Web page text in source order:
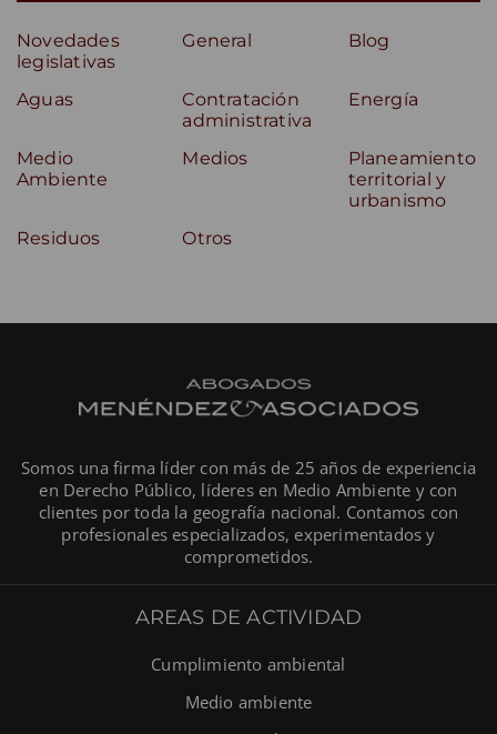
Novedades
legislativas
General Blog
Aguas
Contratación
administrativa
Energía
Medio
Ambiente
Medios
Planeamiento
territorial y
urbanismo
Residuos
Otros
Somos una firma líder con más de 25 años de experiencia
en Derecho Público, líderes en Medio Ambiente y con
clientes por toda la geografía nacional. Contamos con
profesionales especializados, experimentados y
comprometidos.
AREAS DE ACTIVIDAD
Cumplimiento ambiental
Medio ambiente